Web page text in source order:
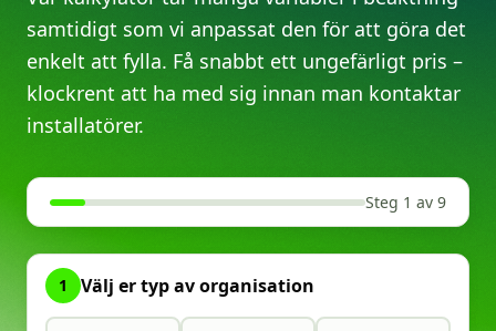
samtidigt som vi anpassat den för att göra det
enkelt att fylla. Få snabbt ett ungefärligt pris –
klockrent att ha med sig innan man kontaktar
installatörer.
Steg 1 av 9
1 Välj er typ av organisation